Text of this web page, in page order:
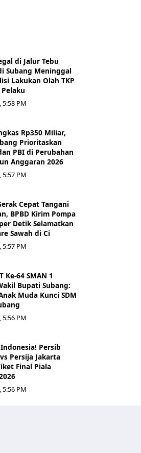
di Jalur Tebu
Subang Meninggal
Lakukan Olah TKP
5:58 PM
Rp350 Miliar,
Prioritaskan
PBI di Perubahan
Anggaran 2026
5:57 PM
Cepat Tangani
BPBD Kirim Pompa
Detik Selamatkan
Sawah di Ci
5:57 PM
Ke-64 SMAN 1
Bupati Subang:
Muda Kunci SDM
5:56 PM
Persib
Persija Jakarta
Final Piala
5:56 PM